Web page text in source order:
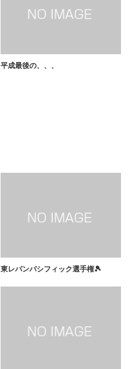
平成最後の、、、
東レパンパシフィック選手権🎾